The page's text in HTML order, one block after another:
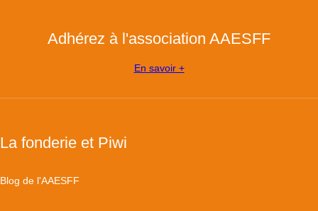
Adhérez à l'association AAESFF
En savoir +
La fonderie et Piwi
Blog de l'AAESFF